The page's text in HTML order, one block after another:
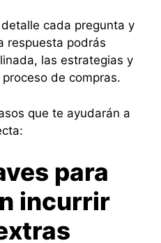
cada pregunta y
respuesta podrás
las estrategias y
de compras.
que te ayudarán a
para
incurrir